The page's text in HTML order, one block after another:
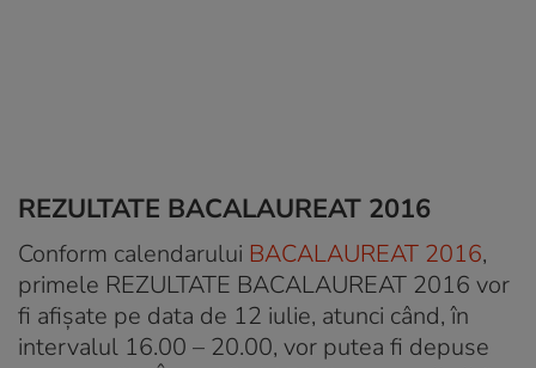
REZULTATE BACALAUREAT 2016
Conform calendarului BACALAUREAT 2016,
primele REZULTATE BACALAUREAT 2016 vor
fi afişate pe data de 12 iulie, atunci când, în
intervalul 16.00 – 20.00, vor putea fi depuse